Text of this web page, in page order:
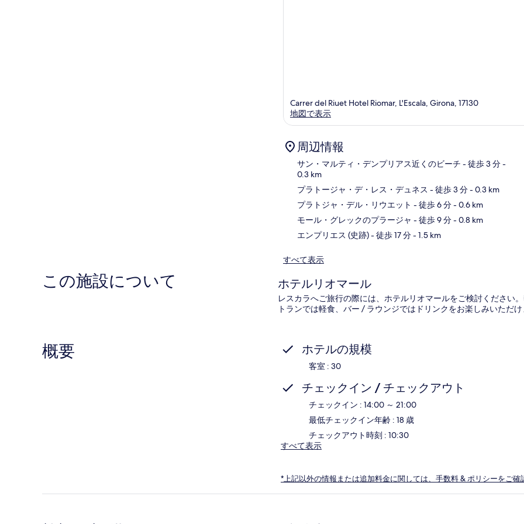
Carrer del Riuet Hotel Riomar, L'Escala, Girona, 17130
地図で表示
周辺情報
サン・マルティ・デンプリアス近くのビーチ - 徒歩 3 分-
0.3 km
プラトージャ・デ・レス・デュネス - 徒歩 3 分- 0.3 km
プラトジャ・デル・リウエット - 徒歩 6 分- 0.6 km
モール・グレックのプラージャ - 徒歩 9 分- 0.8 km
エンプリエス (史跡)- 徒歩 17 分- 1.5 km
すべて表示
この施設について ホテルリオマール
レスカラへご旅行の際には、ホテルリオマールをご検討ください
トランでは軽食、バー / ラウンジではドリンクをお楽しみいただ
概要 ホテルの規模
客室 : 30
チェックイン / チェックアウト
チェックイン : 14:00 ～ 21:00
最低チェックイン年齢 : 18 歳
チェックアウト時刻 : 10:30
すべて表示
*上記以外の情報または追加料金に関しては、手数料 & ポリシーをご確